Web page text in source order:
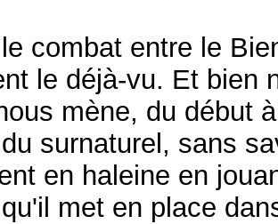
combat entre le
le déjà-vu. Et bien
mène, du début
surnaturel, sans
en haleine en
met en place